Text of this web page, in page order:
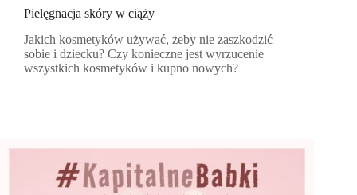
Pielęgnacja skóry w ciąży
Jakich kosmetyków używać, żeby nie zaszkodzić
sobie i dziecku? Czy konieczne jest wyrzucenie
wszystkich kosmetyków i kupno nowych?